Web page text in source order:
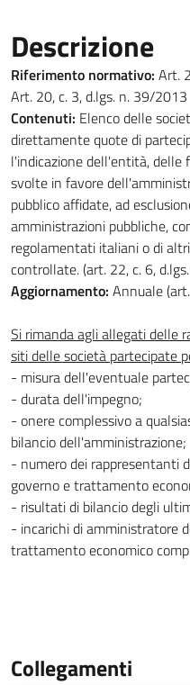
Descrizione
Riferimento normativo: Art.
Art. 20, c. 3, d.lgs. n. 39/2013
Contenuti: Elenco delle
direttamente quote di
l'indicazione dell'entità,
svolte in favore
pubblico affidate, ad
amministrazioni pubbliche,
regolamentati italiani o di
controllate. (art. 22, c. 6,
Aggiornamento: Annuale
Si rimanda agli allegati delle
siti delle società partecipate
- misura dell'eventuale
- durata dell'impegno;
- onere complessivo a
bilancio dell'amministrazione;
- numero dei rappresentanti
governo e trattamento
- risultati di bilancio degli
- incarichi di amministratore
trattamento economico
Collegamenti